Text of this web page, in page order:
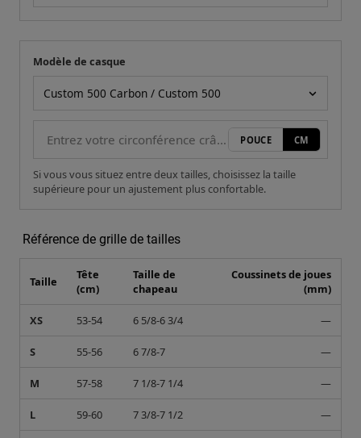
Votre mesure
Modèle de casque
POUCE CM
Si vous vous situez entre deux tailles, choisissez la taille
supérieure pour un ajustement plus confortable.
Référence de grille de tailles
Taille
Tête
(cm)
Taille de
chapeau
Coussinets de joues
(mm)
XS 53-54 6 5/8-6 3/4 —
S 55-56 6 7/8-7 —
M 57-58 7 1/8-7 1/4 —
L 59-60 7 3/8-7 1/2 —